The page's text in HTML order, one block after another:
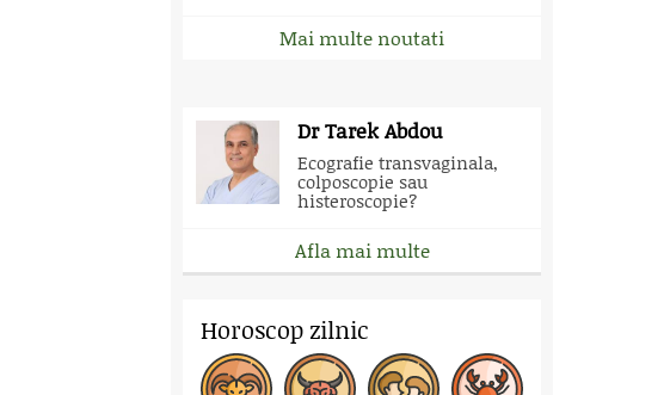
Mai multe noutati
Dr Tarek Abdou
Ecografie transvaginala,
colposcopie sau
histeroscopie?
Afla mai multe
Horoscop zilnic